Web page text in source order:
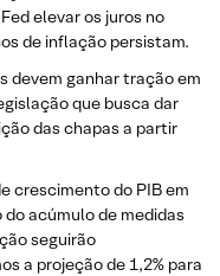
elevar os juros no
de inflação persistam.
devem ganhar tração em
que busca dar
das chapas a partir
crescimento do PIB em
acúmulo de medidas
seguirão
a projeção de 1,2% para